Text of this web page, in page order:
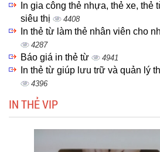
In gia công thẻ nhựa, thẻ xe, thẻ
siêu thị
4408
In thẻ từ làm thẻ nhân viên cho
4287
Báo giá in thẻ từ 4941
In thẻ từ giúp lưu trữ và quản lý
4396
IN THẺ VIP